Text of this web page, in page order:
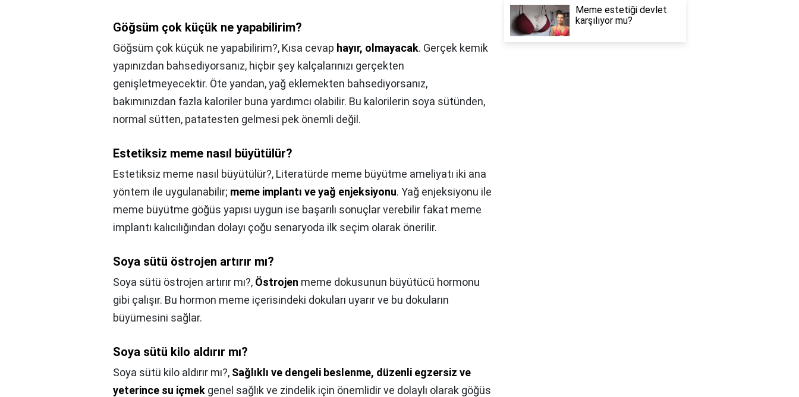
Göğsüm çok küçük ne yapabilirim?
Göğsüm çok küçük ne yapabilirim?, Kısa cevap hayır, olmayacak. Gerçek kemik
yapınızdan bahsediyorsanız, hiçbir şey kalçalarınızı gerçekten
genişletmeyecektir. Öte yandan, yağ eklemekten bahsediyorsanız,
bakımınızdan fazla kaloriler buna yardımcı olabilir. Bu kalorilerin soya sütünden,
normal sütten, patatesten gelmesi pek önemli değil.
Estetiksiz meme nasıl büyütülür?
Estetiksiz meme nasıl büyütülür?, Literatürde meme büyütme ameliyatı iki ana
yöntem ile uygulanabilir; meme implantı ve yağ enjeksiyonu. Yağ enjeksiyonu ile
meme büyütme göğüs yapısı uygun ise başarılı sonuçlar verebilir fakat meme
implantı kalıcılığından dolayı çoğu senaryoda ilk seçim olarak önerilir.
Soya sütü östrojen artırır mı?
Soya sütü östrojen artırır mı?, Östrojen meme dokusunun büyütücü hormonu
gibi çalışır. Bu hormon meme içerisindeki dokuları uyarır ve bu dokuların
büyümesini sağlar.
Soya sütü kilo aldırır mı?
Soya sütü kilo aldırır mı?, Sağlıklı ve dengeli beslenme, düzenli egzersiz ve
yeterince su içmek genel sağlık ve zindelik için önemlidir ve dolaylı olarak göğüs
Meme estetiği devlet
karşılıyor mu?